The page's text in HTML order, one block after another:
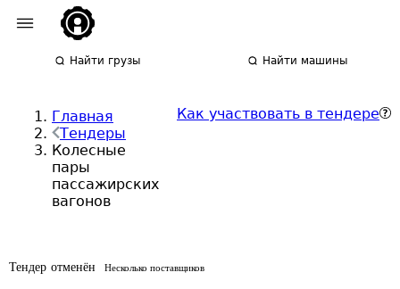
Найти грузы Найти машины
Главная
Тендеры
Колесные
пары
пассажирских
вагонов
Как участвовать в тендере
Тендер отменён Несколько поставщиков